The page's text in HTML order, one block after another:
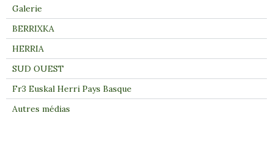
Galerie
BERRIXKA
HERRIA
SUD OUEST
Fr3 Euskal Herri Pays Basque
Autres médias